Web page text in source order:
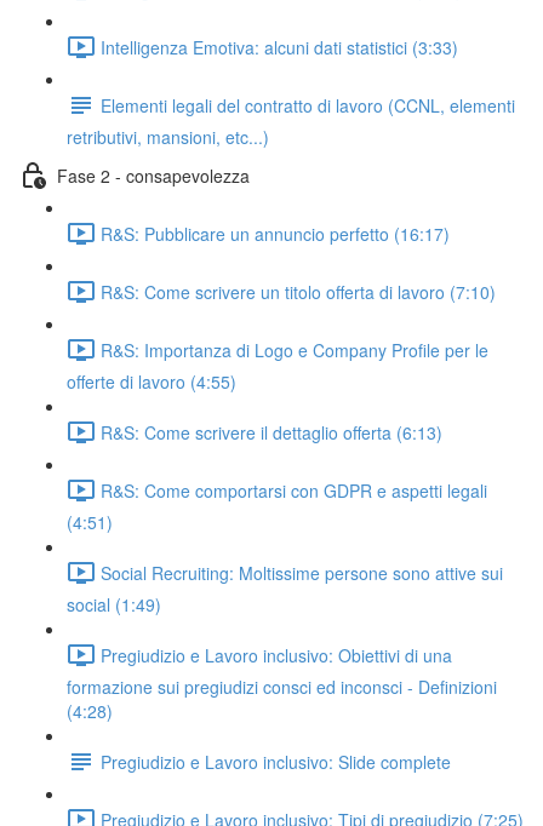
Intelligenza Emotiva: alcuni dati statistici (3:33)
Elementi legali del contratto di lavoro (CCNL, elementi
retributivi, mansioni, etc...)
Fase 2 - consapevolezza
R&S: Pubblicare un annuncio perfetto (16:17)
R&S: Come scrivere un titolo offerta di lavoro (7:10)
R&S: Importanza di Logo e Company Profile per le
offerte di lavoro (4:55)
R&S: Come scrivere il dettaglio offerta (6:13)
R&S: Come comportarsi con GDPR e aspetti legali
(4:51)
Social Recruiting: Moltissime persone sono attive sui
social (1:49)
Pregiudizio e Lavoro inclusivo: Obiettivi di una
formazione sui pregiudizi consci ed inconsci - Definizioni
(4:28)
Pregiudizio e Lavoro inclusivo: Slide complete
Pregiudizio e Lavoro inclusivo: Tipi di pregiudizio (7:25)